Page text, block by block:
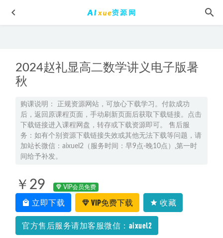
2024赵礼显高二数学讲义电子版暑
秋
购课说明： 正规资源网站，可放心下载学习。付款成功
后，返回原课程页面，手动刷新页面后获取下载链接。点击
下载链接进入课程网盘，转存或下载资源即可。 售后服
务：如有个别资源下载链接失效或其他无法下载等问题，请
加站长微信：aixuel2（服务时间：早9点-晚10点）,第一时
间给予补发。
￥29 VIP会员免费
立即下载 VIP免费下载 收藏
官方售后服务请加客服微信：aixuel2
2025年高三数学网课一轮复习暑假班+秋季班 2025-01-24
平面设计教程Illustrator.CS4.特效设计与制作实例精讲,4G百度
网盘资源打包下载 2022-01-05
零基础教你学唱歌教程，1.71G百度网盘资源打包下载
2023曲增瑞高三语文a+秋季班视频教程+讲义-高考一轮复习
资源下载 2022-10-06
2025夏梦迪高三物理网课25年高考物理一轮复习秋季班
09-03